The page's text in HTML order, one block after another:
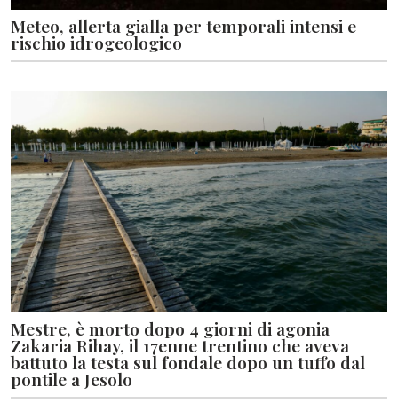
Meteo, allerta gialla per temporali intensi e
rischio idrogeologico
Mestre, è morto dopo 4 giorni di agonia
Zakaria Rihay, il 17enne trentino che aveva
battuto la testa sul fondale dopo un tuffo dal
pontile a Jesolo